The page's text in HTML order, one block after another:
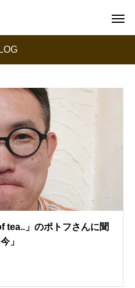
tea..」のポトフさんに聞
」